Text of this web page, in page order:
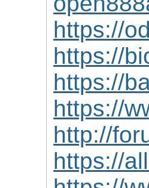
https://
https://
https://
https://
http://
https://